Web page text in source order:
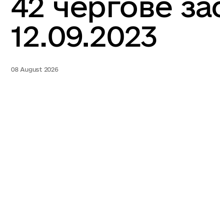
12.09.2023
08 August 2026